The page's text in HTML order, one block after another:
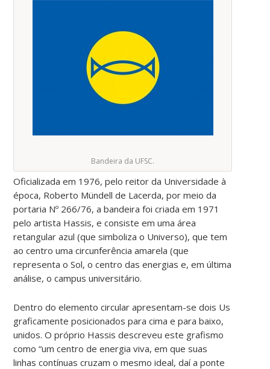
Bandeira da UFSC.
Oficializada em 1976, pelo reitor da Universidade à
época, Roberto Mündell de Lacerda, por meio da
portaria Nº 266/76, a bandeira foi criada em 1971
pelo artista Hassis, e consiste em uma área
retangular azul (que simboliza o Universo), que tem
ao centro uma circunferência amarela (que
representa o Sol, o centro das energias e, em última
análise, o campus universitário.
Dentro do elemento circular apresentam-se dois Us
graficamente posicionados para cima e para baixo,
unidos. O próprio Hassis descreveu este grafismo
como “um centro de energia viva, em que suas
linhas contínuas cruzam o mesmo ideal, daí a ponte